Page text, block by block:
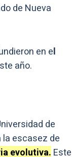
de Nueva
en el
año.
de
la escasez de
evolutiva. Este